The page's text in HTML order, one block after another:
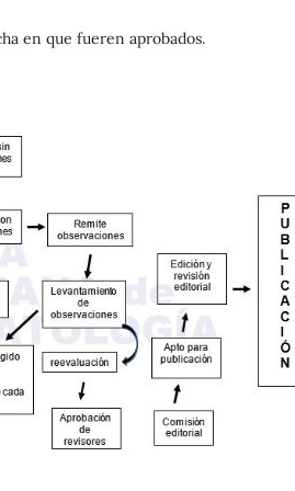
en que fueren aprobados.